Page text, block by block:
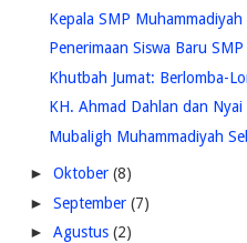
Kepala SMP
Penerimaan Siswa Baru
Khutbah Jumat: Berlomba-
KH. Ahmad Dahlan dan
Mubaligh Muhammadiyah
► Oktober (8)
► September (7)
► Agustus (2)